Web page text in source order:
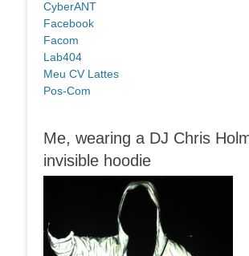
CyberANT
Facebook
Facom
Lab404
Meu CV Lattes
Pos-Com
Me, wearing a DJ Chris
invisible hoodie